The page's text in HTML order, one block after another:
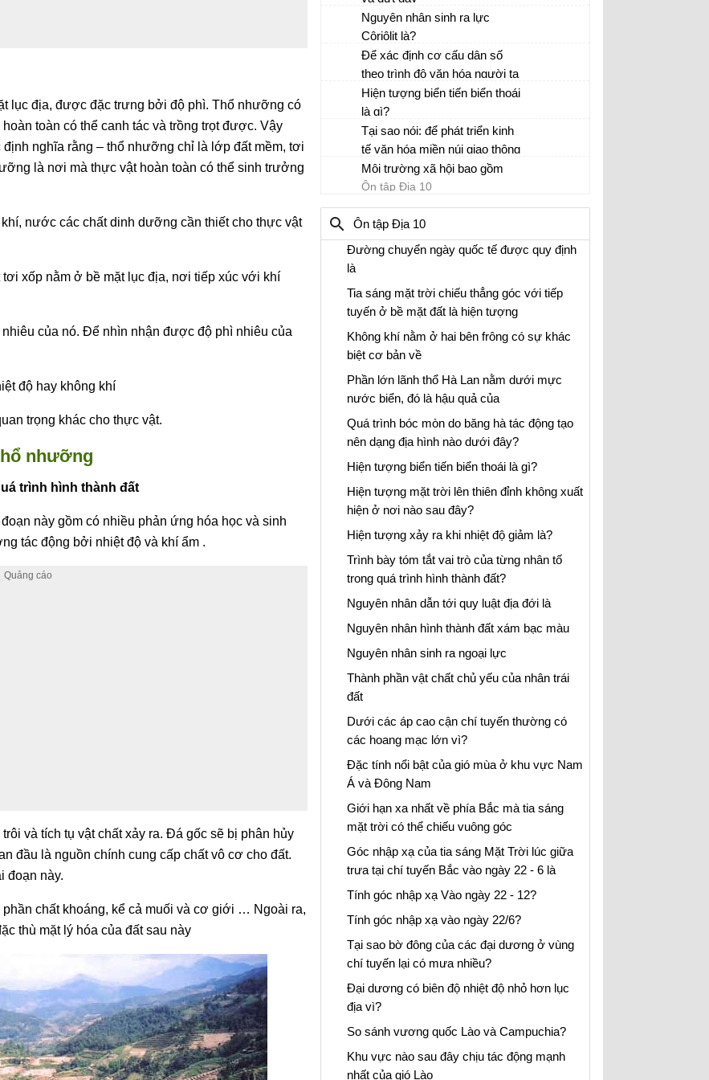
lục địa, được đặc trưng bởi độ phì. Thổ nhưỡng có
toàn có thể canh tác và trồng trọt được. Vậy
nghĩa rằng – thổ nhưỡng chỉ là lớp đất mềm, tơi
là nơi mà thực vật hoàn toàn có thể sinh trưởng
nước các chất dinh dưỡng cần thiết cho thực vật
xốp nằm ở bề mặt lục địa, nơi tiếp xúc với khí
của nó. Để nhìn nhận được độ phì nhiêu của
độ hay không khí
trọng khác cho thực vật.
nhưỡng
trình hình thành đất
này gồm có nhiều phản ứng hóa học và sinh
tác động bởi nhiệt độ và khí ẩm .
và tích tụ vật chất xảy ra. Đá gốc sẽ bị phân hủy
đầu là nguồn chính cung cấp chất vô cơ cho đất.
đoạn này.
chất khoáng, kể cả muối và cơ giới … Ngoài ra,
thù mặt lý hóa của đất sau này
Ôn tập Địa 10
Nguyên nhân sinh ra lực
Côriôlit là?
Ôn tập Địa 10
Để xác định cơ cấu dân số
theo trình độ văn hóa người ta
thường dựa vào số liệu thống
kê tỉ lệ người biết chữ
Ôn tập Địa 10
Hiện tượng biển tiến biển thoái
là gì?
Ôn tập Địa 10
Tại sao nói: để phát triển kinh
tế văn hóa miền núi giao thông
vận tải phải đi trước một
bước?
Ôn tập Địa 10
Môi trường xã hội bao gồm
Ôn tập Địa 10
Ôn tập Địa 10
lạnh
Địa bàn sinh sống của cư dân ở Địa Trung
Hải là?
So sánh hiện tượng uốn nếp và đứt gãy
Nguyên nhân gây xói mòn đất
Hai giai đoạn của vòng tuần hoàn nhỏ là
Nước nào đã phát minh ra hệ thống chữ cái
A, B, C?
Nước nào đứng đầu trong cuộc phát kiến địa
lí?
Đường chuyển ngày quốc tế được quy định
là
Tia sáng mặt trời chiếu thẳng góc với tiếp
tuyến ở bề mặt đất là hiện tượng
Không khí nằm ở hai bên frông có sự khác
biệt cơ bản về
Phần lớn lãnh thổ Hà Lan nằm dưới mực
nước biển, đó là hậu quả của
Quá trình bóc mòn do băng hà tác động tạo
nên dạng địa hình nào dưới đây?
Hiện tượng biển tiến biển thoái là gì?
Hiện tượng mặt trời lên thiên đỉnh không xuất
hiện ở nơi nào sau đây?
Hiện tượng xảy ra khi nhiệt độ giảm là?
Trình bày tóm tắt vai trò của từng nhân tố
trong quá trình hình thành đất?
Nguyên nhân dẫn tới quy luật địa đới là
Nguyên nhân hình thành đất xám bạc màu
Nguyên nhân sinh ra ngoại lực
Thành phần vật chất chủ yếu của nhân trái
đất
Dưới các áp cao cận chí tuyến thường có
các hoang mạc lớn vì?
Đặc tính nổi bật của gió mùa ở khu vực Nam
Á và Đông Nam
Giới hạn xa nhất về phía Bắc mà tia sáng
mặt trời có thể chiếu vuông góc
Góc nhập xạ của tia sáng Mặt Trời lúc giữa
trưa tại chí tuyến Bắc vào ngày 22 - 6 là
Tính góc nhập xạ Vào ngày 22 - 12?
Tính góc nhập xạ vào ngày 22/6?
Tại sao bờ đông của các đại dương ở vùng
chí tuyến lại có mưa nhiều?
Đại dương có biên độ nhiệt độ nhỏ hơn lục
địa vì?
So sánh vương quốc Lào và Campuchia?
Khu vực nào sau đây chịu tác động mạnh
nhất của gió Lào